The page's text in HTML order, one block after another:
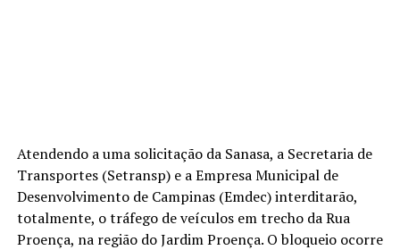
Atendendo a uma solicitação da Sanasa, a Secretaria de
Transportes (Setransp) e a Empresa Municipal de
Desenvolvimento de Campinas (Emdec) interditarão,
totalmente, o tráfego de veículos em trecho da Rua
Proença, na região do Jardim Proença. O bloqueio ocorre